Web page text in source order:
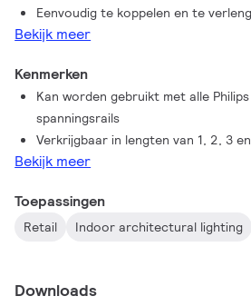
kan je een multifunctioneel railsysteem
accentverlichting en voor hangend
montagematerialen verkrijgbaar.
Eenvoudig te koppelen en te
Bekijk meer
Kenmerken
Kan worden gebruikt met alle
spanningsrails
Verkrijgbaar in lengten van 1, 2, 3
Bekijk meer
Toepassingen
Retail Indoor architectural lighting
Downloads